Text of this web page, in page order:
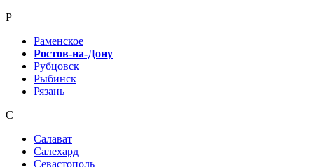
Р
Раменское
Ростов-на-Дону
Рубцовск
Рыбинск
Рязань
С
Салават
Салехард
Севастополь